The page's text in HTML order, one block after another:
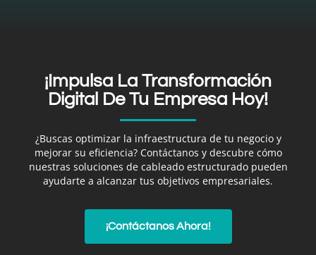
¡Impulsa La Transformación
Digital De Tu Empresa Hoy!
¿Buscas optimizar la infraestructura de tu negocio y
mejorar su eficiencia? Contáctanos y descubre cómo
nuestras soluciones de cableado estructurado pueden
ayudarte a alcanzar tus objetivos empresariales.
¡Contáctanos Ahora!